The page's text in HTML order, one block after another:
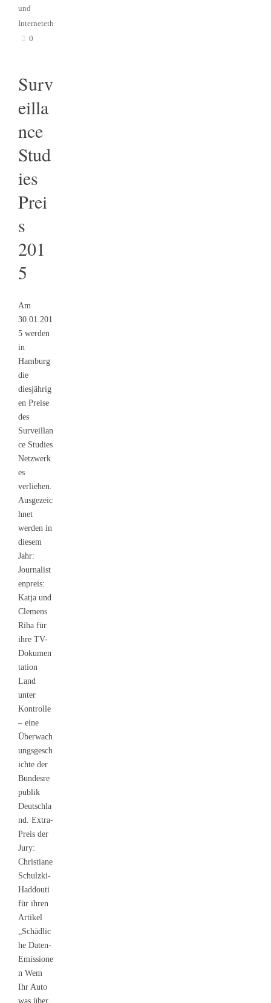
und
Internetethik
0
Surv
eilla
nce
Stud
ies
Prei
s
201
5
Am
30.01.201
5 werden
in
Hamburg
die
diesjährig
en Preise
des
Surveillan
ce Studies
Netzwerk
es
verliehen.
Ausgezeic
hnet
werden in
diesem
Jahr:
Journalist
enpreis:
Katja und
Clemens
Riha für
ihre TV-
Dokumen
tation
Land
unter
Kontrolle
– eine
Überwach
ungsgesch
ichte der
Bundesre
publik
Deutschla
nd. Extra-
Preis der
Jury:
Christiane
Schulzki-
Haddouti
für ihren
Artikel
„Schädlic
he Daten-
Emissione
n Wem
Ihr Auto
was über